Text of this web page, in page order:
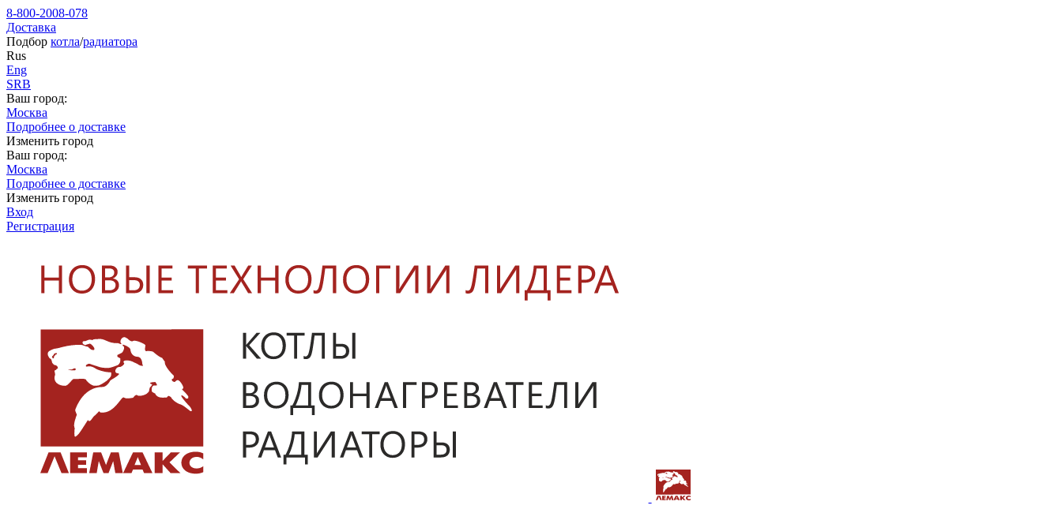
8-800-2008-078
Доставка
Подбор котла/радиатора
Rus
Eng
SRB
Ваш город:
Москва
Подробнее о доставке
Изменить город
Ваш город:
Москва
Подробнее о доставке
Изменить город
Вход
Регистрация